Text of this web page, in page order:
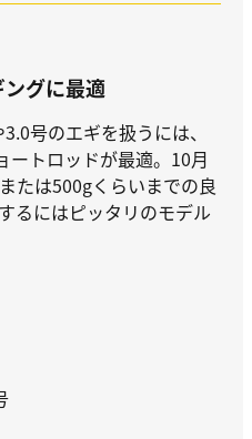
グに最適
号のエギを扱うには、
ートロッドが最適。10月
たは500gくらいまでの良
るにはピッタリのモデル